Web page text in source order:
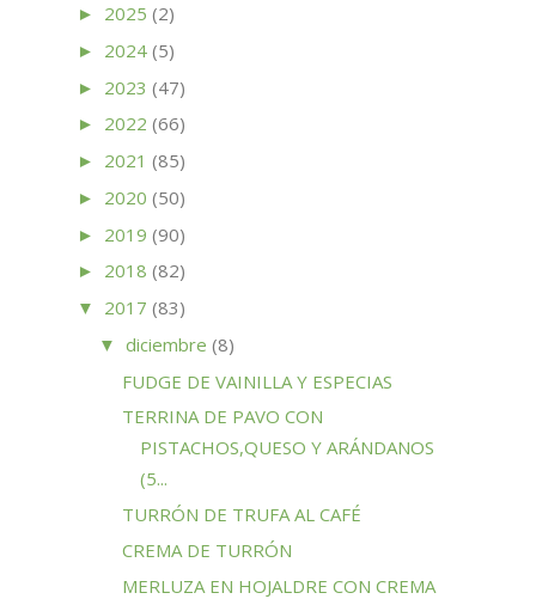
► 2025 (2)
► 2024 (5)
► 2023 (47)
► 2022 (66)
► 2021 (85)
► 2020 (50)
► 2019 (90)
► 2018 (82)
▼ 2017 (83)
▼ diciembre (8)
FUDGE DE VAINILLA Y ESPECIAS
TERRINA DE PAVO CON
PISTACHOS,QUESO Y ARÁNDANOS
(5...
TURRÓN DE TRUFA AL CAFÉ
CREMA DE TURRÓN
MERLUZA EN HOJALDRE CON CREMA